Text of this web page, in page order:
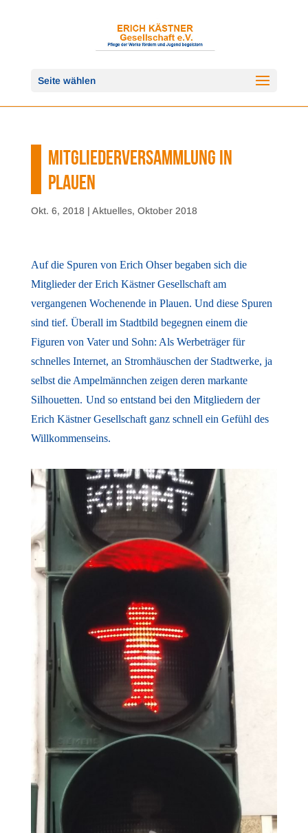
Seite wählen
MITGLIEDERVERSAMMLUNG IN
PLAUEN
Okt. 6, 2018| Aktuelles, Oktober 2018
Auf die Spuren von Erich Ohser begaben sich die
Mitglieder der Erich Kästner Gesellschaft am
vergangenen Wochenende in Plauen. Und diese Spuren
sind tief. Überall im Stadtbild begegnen einem die
Figuren von Vater und Sohn: Als Werbeträger für
schnelles Internet, an Stromhäuschen der Stadtwerke, ja
selbst die Ampelmännchen zeigen deren markante
Silhouetten. Und so entstand bei den Mitgliedern der
Erich Kästner Gesellschaft ganz schnell ein Gefühl des
Willkommenseins.